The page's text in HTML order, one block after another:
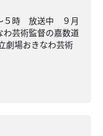
５時 放送中 ９月
術監督の嘉数道
劇場おきなわ芸術